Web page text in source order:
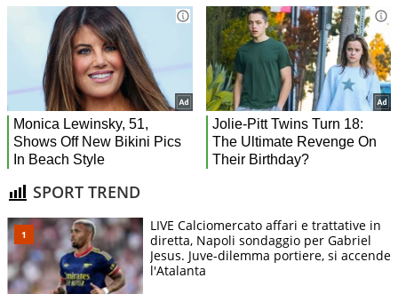
SPORT TREND
LIVE Calciomercato affari e trattative in
diretta, Napoli sondaggio per Gabriel
Jesus. Juve-dilemma portiere, si accende
l'Atalanta